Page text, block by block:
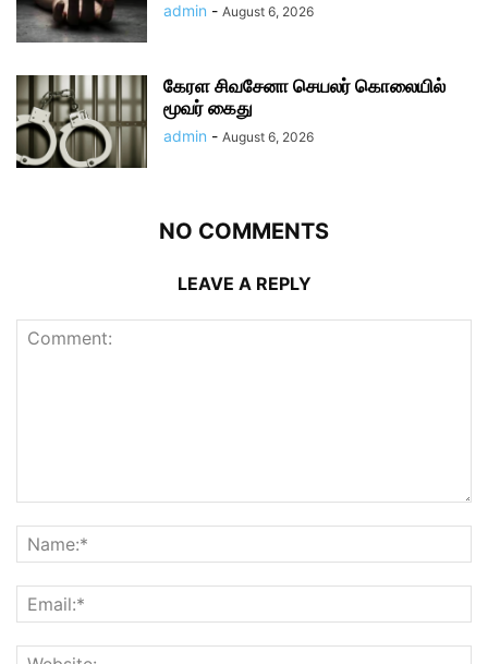
admin - August 6, 2026
கேரள சிவசேனா செயலர் கொலையில்
மூவர் கைது
admin - August 6, 2026
NO COMMENTS
LEAVE A REPLY